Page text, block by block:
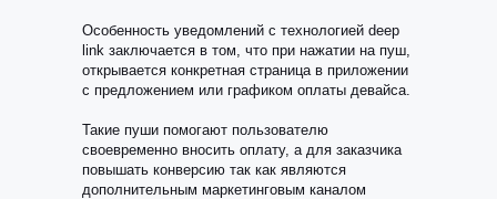
Особенность уведомлений с технологией deep
link заключается в том, что при нажатии на пуш,
открывается конкретная страница в приложении
с предложением или графиком оплаты девайса.
Такие пуши помогают пользователю
своевременно вносить оплату, а для заказчика
повышать конверсию так как являются
дополнительным маркетинговым каналом